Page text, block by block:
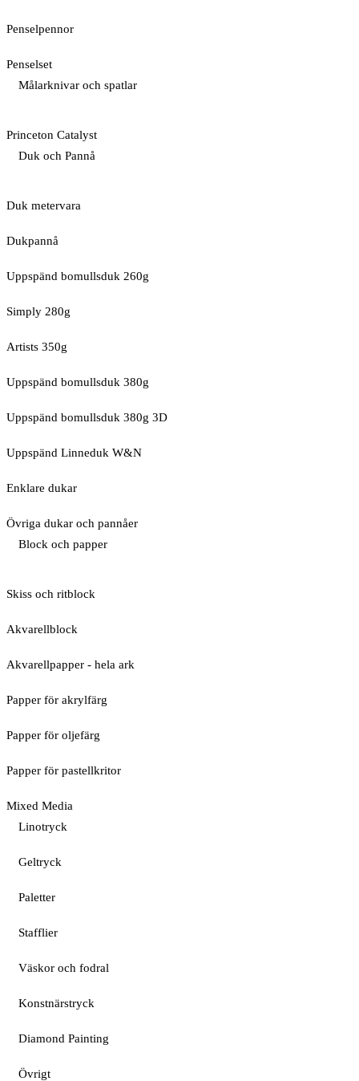
Penselpennor
Penselset
Målarknivar och spatlar
Princeton Catalyst
Duk och Pannå
Duk metervara
Dukpannå
Uppspänd bomullsduk 260g
Simply 280g
Artists 350g
Uppspänd bomullsduk 380g
Uppspänd bomullsduk 380g 3D
Uppspänd Linneduk W&N
Enklare dukar
Övriga dukar och pannåer
Block och papper
Skiss och ritblock
Akvarellblock
Akvarellpapper - hela ark
Papper för akrylfärg
Papper för oljefärg
Papper för pastellkritor
Mixed Media
Linotryck
Geltryck
Paletter
Stafflier
Väskor och fodral
Konstnärstryck
Diamond Painting
Övrigt